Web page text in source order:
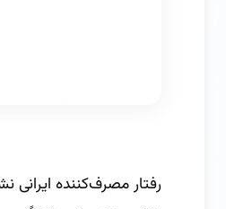
رفتار مصرف‌کننده ایرانی